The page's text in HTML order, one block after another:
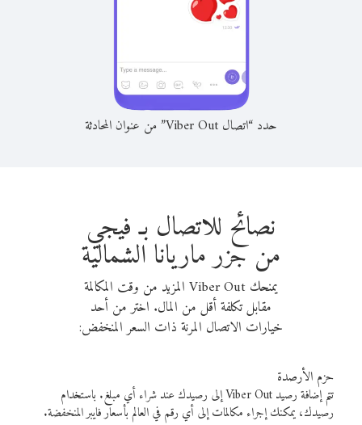
حدد “اتصال Viber Out” من عنوان المحادثة
نصائح للاتصال بـ فيجي
من جزر ماريانا الشمالية
يمنحك Viber Out المزيد من وقت المكالمة
مقابل تكلفة أقل من المال. اختر من أحد
خيارات الاتصال المرنة ذات السعر المنخفض:
حزم الأرصدة
تتم إضافة رصيد Viber Out إلى رصيدك عند شراء أي مبلغ. باستخدام
رصيدك، يمكنك إجراء مكالمات إلى أي رقم في العالم بأسعار فايبر المنخفضة.